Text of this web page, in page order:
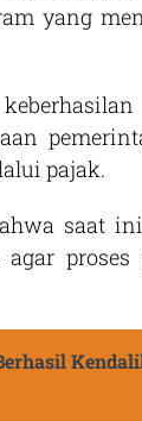
yang
pajak.
saat